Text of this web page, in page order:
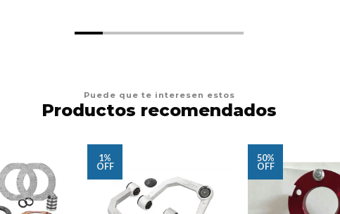
Puede que te interesen estos
Productos recomendados
1%
OFF
50%
OFF